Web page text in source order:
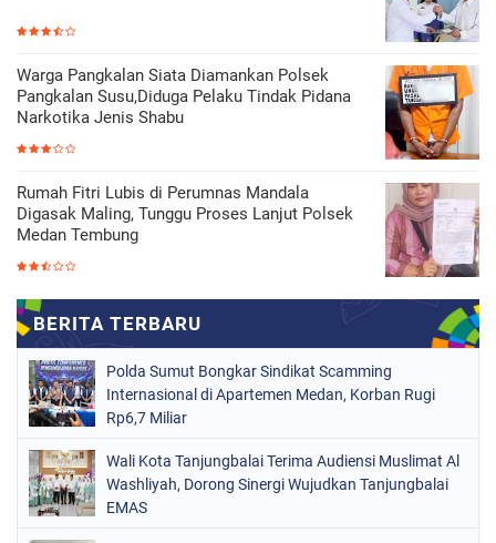
Warga Pangkalan Siata Diamankan Polsek
Pangkalan Susu,Diduga Pelaku Tindak Pidana
Narkotika Jenis Shabu
Rumah Fitri Lubis di Perumnas Mandala
Digasak Maling, Tunggu Proses Lanjut Polsek
Medan Tembung
Polda Sumut Bongkar Sindikat Scamming
Internasional di Apartemen Medan, Korban Rugi
Rp6,7 Miliar
Wali Kota Tanjungbalai Terima Audiensi Muslimat Al
Washliyah, Dorong Sinergi Wujudkan Tanjungbalai
EMAS